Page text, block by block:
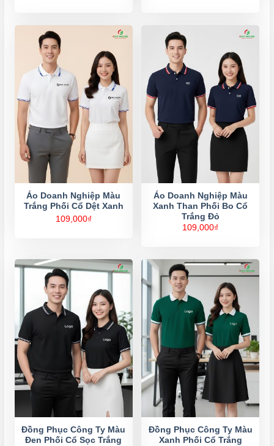
Áo Doanh Nghiệp Màu
Trắng Phối Cổ Dệt Xanh
109,000₫
Áo Doanh Nghiệp Màu
Xanh Than Phối Bo Cổ
Trắng Đỏ
109,000₫
Đồng Phục Công Ty Màu
Đen Phối Cổ Sọc Trắng
Đồng Phục Công Ty Màu
Xanh Phối Cổ Trắng